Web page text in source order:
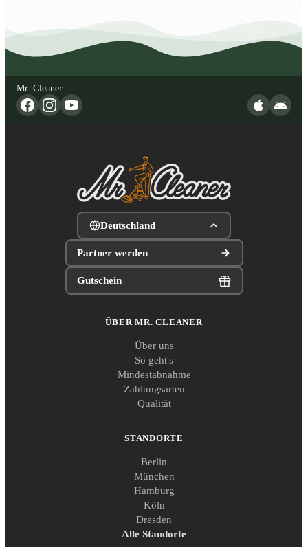
Mr. Cleaner
Deutschland
Partner werden
Gutschein
ÜBER MR. CLEANER
Über uns
So geht's
Mindestabnahme
Zahlungsarten
Qualität
STANDORTE
Berlin
München
Hamburg
Köln
Dresden
Alle Standorte